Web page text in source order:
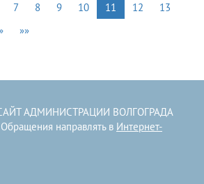
7 8 9 10 11 12
13
»»
АДМИНИСТРАЦИИ ВОЛГОГРАДА
направлять в Интернет-